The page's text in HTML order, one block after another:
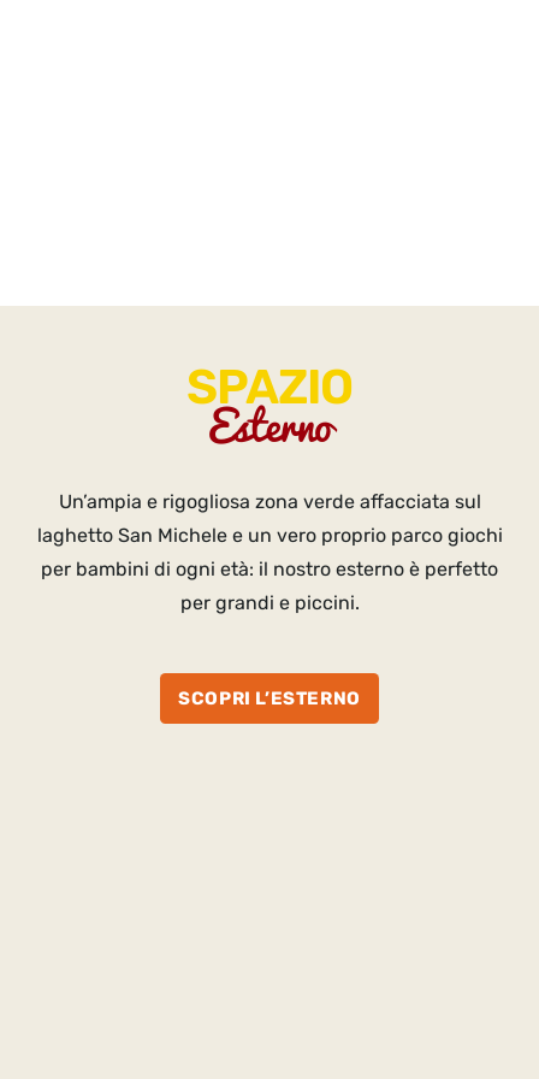
SPAZIO
Esterno
Un’ampia e rigogliosa zona verde affacciata sul
laghetto San Michele e un vero proprio parco giochi
per bambini di ogni età: il nostro esterno è perfetto
per grandi e piccini.
SCOPRI L’ESTERNO